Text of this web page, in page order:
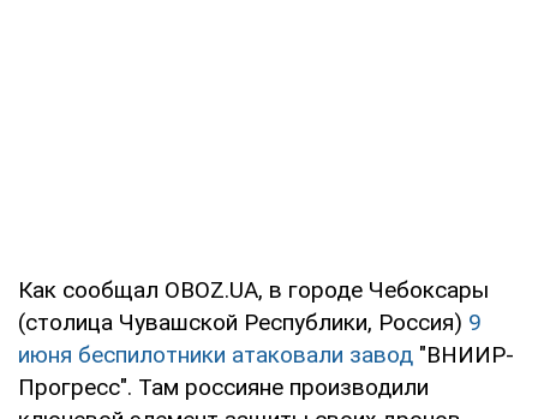
Как сообщал OBOZ.UA, в городе Чебоксары
(столица Чувашской Республики, Россия) 9
июня беспилотники атаковали завод "ВНИИР-
Прогресс". Там россияне производили